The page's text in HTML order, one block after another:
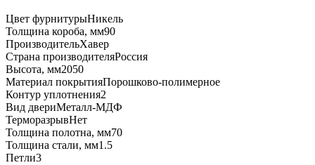
Цвет фурнитурыНикель
Толщина короба, мм90
ПроизводительХавер
Страна производителяРоссия
Высота, мм2050
Материал покрытияПорошково-полимерное
Контур уплотнения2
Вид двериМеталл-МДФ
ТерморазрывНет
Толщина полотна, мм70
Толщина стали, мм1.5
Петли3